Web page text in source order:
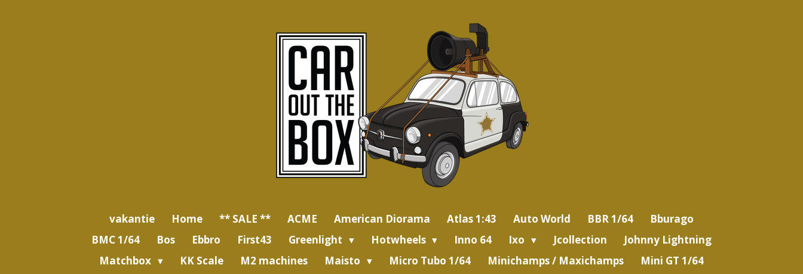
vakantie Home ** SALE ** ACME American Diorama Atlas 1:43 Auto World BBR 1/64
Bburago
BMC 1/64
Bos Ebbro First43 Greenlight Hotwheels Inno 64 Ixo Jcollection
Johnny Lightning
Matchbox
KK Scale M2 machines Maisto Micro Tubo 1/64 Minichamps / Maxichamps
Mini GT 1/64